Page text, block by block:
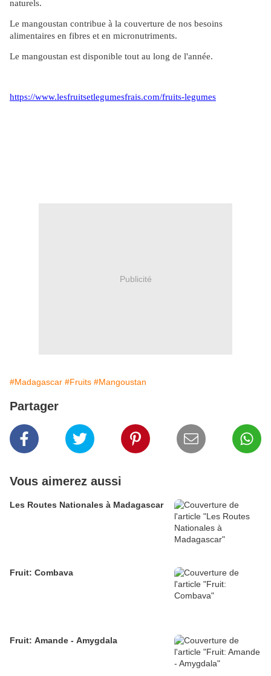
naturels.
Le mangoustan contribue à la couverture de nos besoins
alimentaires en fibres et en micronutriments.
Le mangoustan est disponible tout au long de l'année.
https://www.lesfruitsetlegumesfrais.com/fruits-legumes
Publicité
#Madagascar #Fruits #Mangoustan
Partager
Vous aimerez aussi
Les Routes Nationales à Madagascar
Fruit: Combava
Fruit: Amande - Amygdala